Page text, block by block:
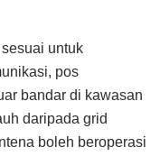
untuk
pos
bandar di kawasan
daripada grid
boleh beroperasi